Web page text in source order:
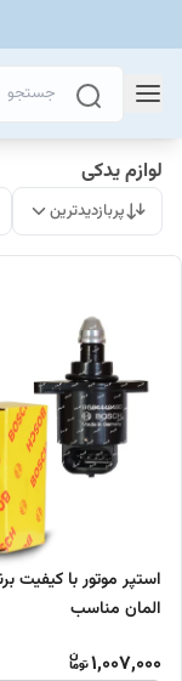
لوازم یدکی
پربازدیدترین
استپر موتور با کیفیت
المان مناسب
1,007,000